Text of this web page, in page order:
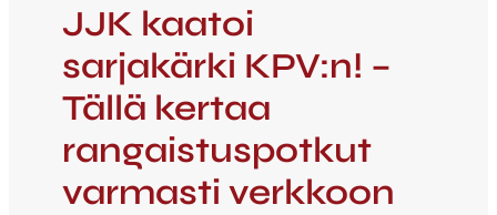
JJK kaatoi
sarjakärki KPV:n! –
Tällä kertaa
rangaistuspotkut
varmasti verkkoon